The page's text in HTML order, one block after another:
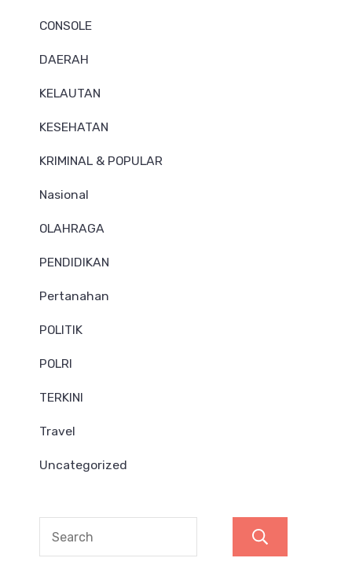
CONSOLE
DAERAH
KELAUTAN
KESEHATAN
KRIMINAL & POPULAR
Nasional
OLAHRAGA
PENDIDIKAN
Pertanahan
POLITIK
POLRI
TERKINI
Travel
Uncategorized